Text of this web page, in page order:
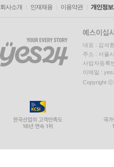
회사소개 인재채용 이용약관 개인정
대표 : 김석
주소 : 서울
사업자등록
이메일 :
Copyright ⓒ